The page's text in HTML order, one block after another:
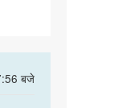
बजे